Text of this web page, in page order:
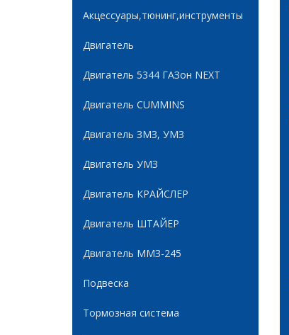
Акцессуары,тюнинг,инструменты
Двигатель
Двигатель 5344 ГАЗон NEXT
Двигатель CUMMINS
Двигатель ЗМЗ, УМЗ
Двигатель УМЗ
Двигатель КРАЙСЛЕР
Двигатель ШТАЙЕР
Двигатель ММЗ-245
Подвеска
Тормозная система